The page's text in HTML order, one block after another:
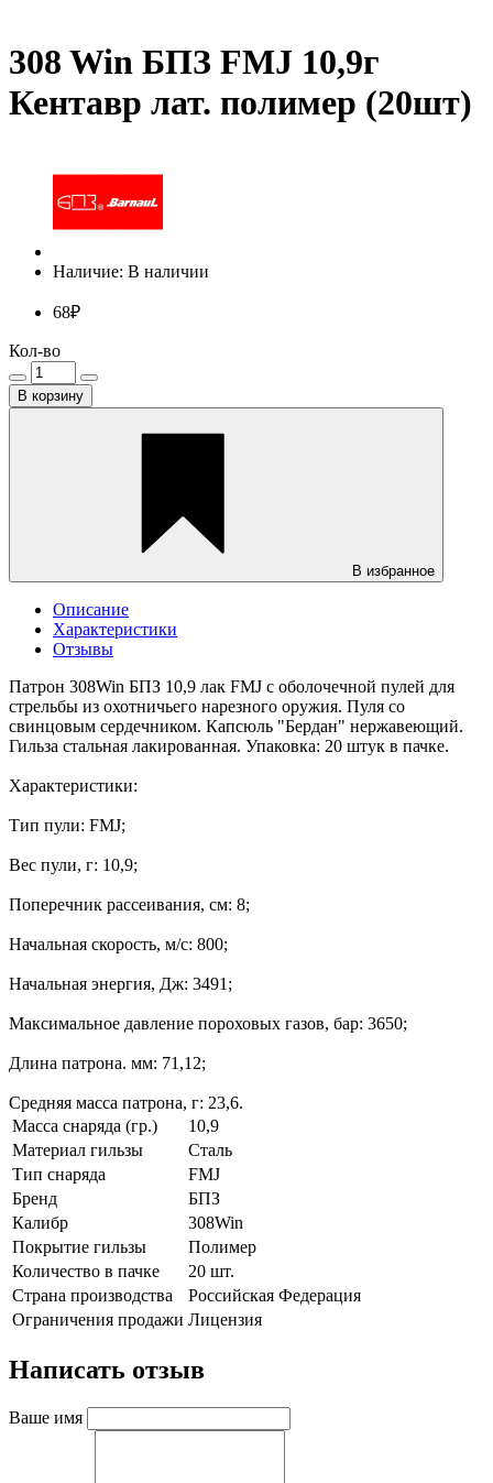
308 Win БПЗ FMJ 10,9г
Кентавр лат. полимер (20шт)
Наличие: В наличии
68₽
Кол-во
В корзину
В избранное
Описание
Характеристики
Отзывы
Патрон 308Win БПЗ 10,9 лак FMJ с оболочечной пулей для
стрельбы из охотничьего нарезного оружия. Пуля со
свинцовым сердечником. Капсюль "Бердан" нержавеющий.
Гильза стальная лакированная. Упаковка: 20 штук в пачке.
Характеристики:
Тип пули: FMJ;
Вес пули, г: 10,9;
Поперечник рассеивания, см: 8;
Начальная скорость, м/с: 800;
Начальная энергия, Дж: 3491;
Максимальное давление пороховых газов, бар: 3650;
Длина патрона. мм: 71,12;
Средняя масса патрона, г: 23,6.
Масса снаряда (гр.)
10,9
Материал гильзы
Сталь
Тип снаряда
FMJ
Бренд
БПЗ
Калибр
308Win
Покрытие гильзы
Полимер
Количество в пачке
20 шт.
Страна производства
Российская Федерация
Ограничения продажи Лицензия
Написать отзыв
Ваше имя